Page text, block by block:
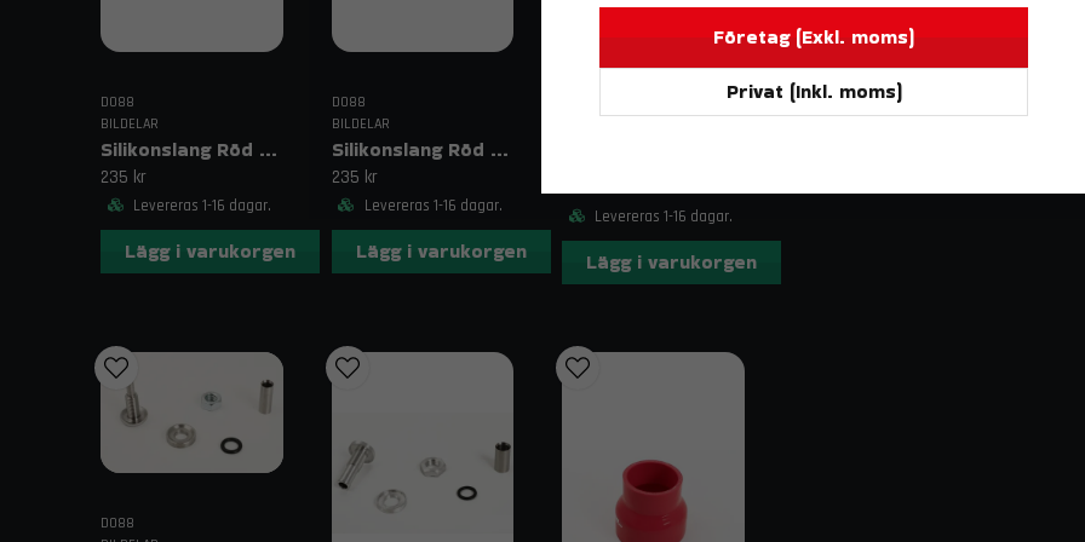
Volvo V70 T6 (08–15)
Leveransinnehåll
Komplett sats med silikonslangar för
Kontakt & fraktinformation
order@trendab.com
DO88
BILDELAR
Silikonslang Röd 2,75–3,125" (70–80mm)
235 kr
Levereras 1-16 dagar.
Lägg i varukorgen
DO88
BILDELAR
Silikonslang Röd 2,75–3" (70–76mm)
235 kr
Levereras 1-16 dagar.
Lägg i varukorgen
Levereras 1-16 dagar.
Lägg i varukorgen
DO88
Företag (Exkl. moms)
Privat (Inkl. moms)